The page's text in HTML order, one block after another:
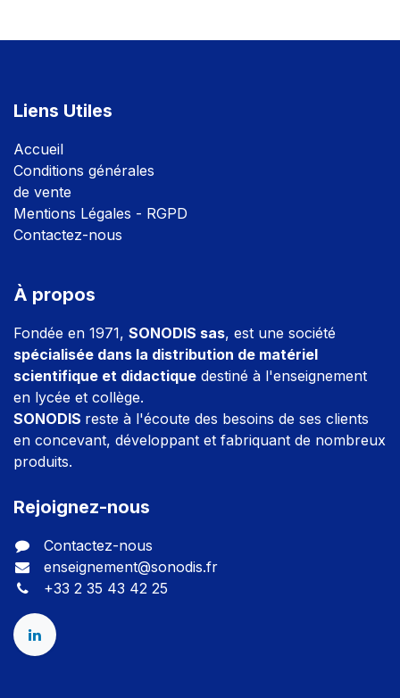
Liens Utiles
Accueil
Conditions générales
de vente
Mentions Légales - RGPD
Contactez-nous
À propos
Fondée en 1971, SONODIS sas, est une société
spécialisée dans la distribution de matériel
scientifique et didactique destiné à l'enseignement
en lycée et collège.
SONODIS reste à l'écoute des besoins de ses clients
en concevant, développant et fabriquant de nombreux
produits.
Rejoignez-nous
Contactez-nous
enseignement@sonodis.fr
+33 2 35 43 42 25